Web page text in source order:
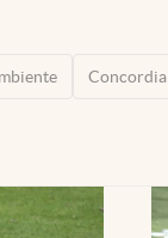
Concordia